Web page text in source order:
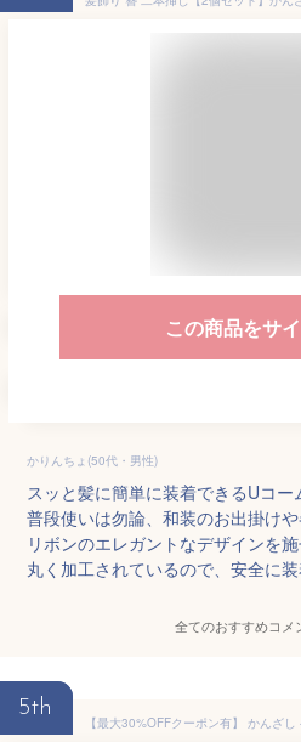
この商品をサ
かりんちょ(50代・男性)
スッと髪に簡単に装着できるUコー
普段使いは勿論、和装のお出掛け
リボンのエレガントなデザインを
丸く加工されているので、安全に装
全てのおすすめコメ
5th